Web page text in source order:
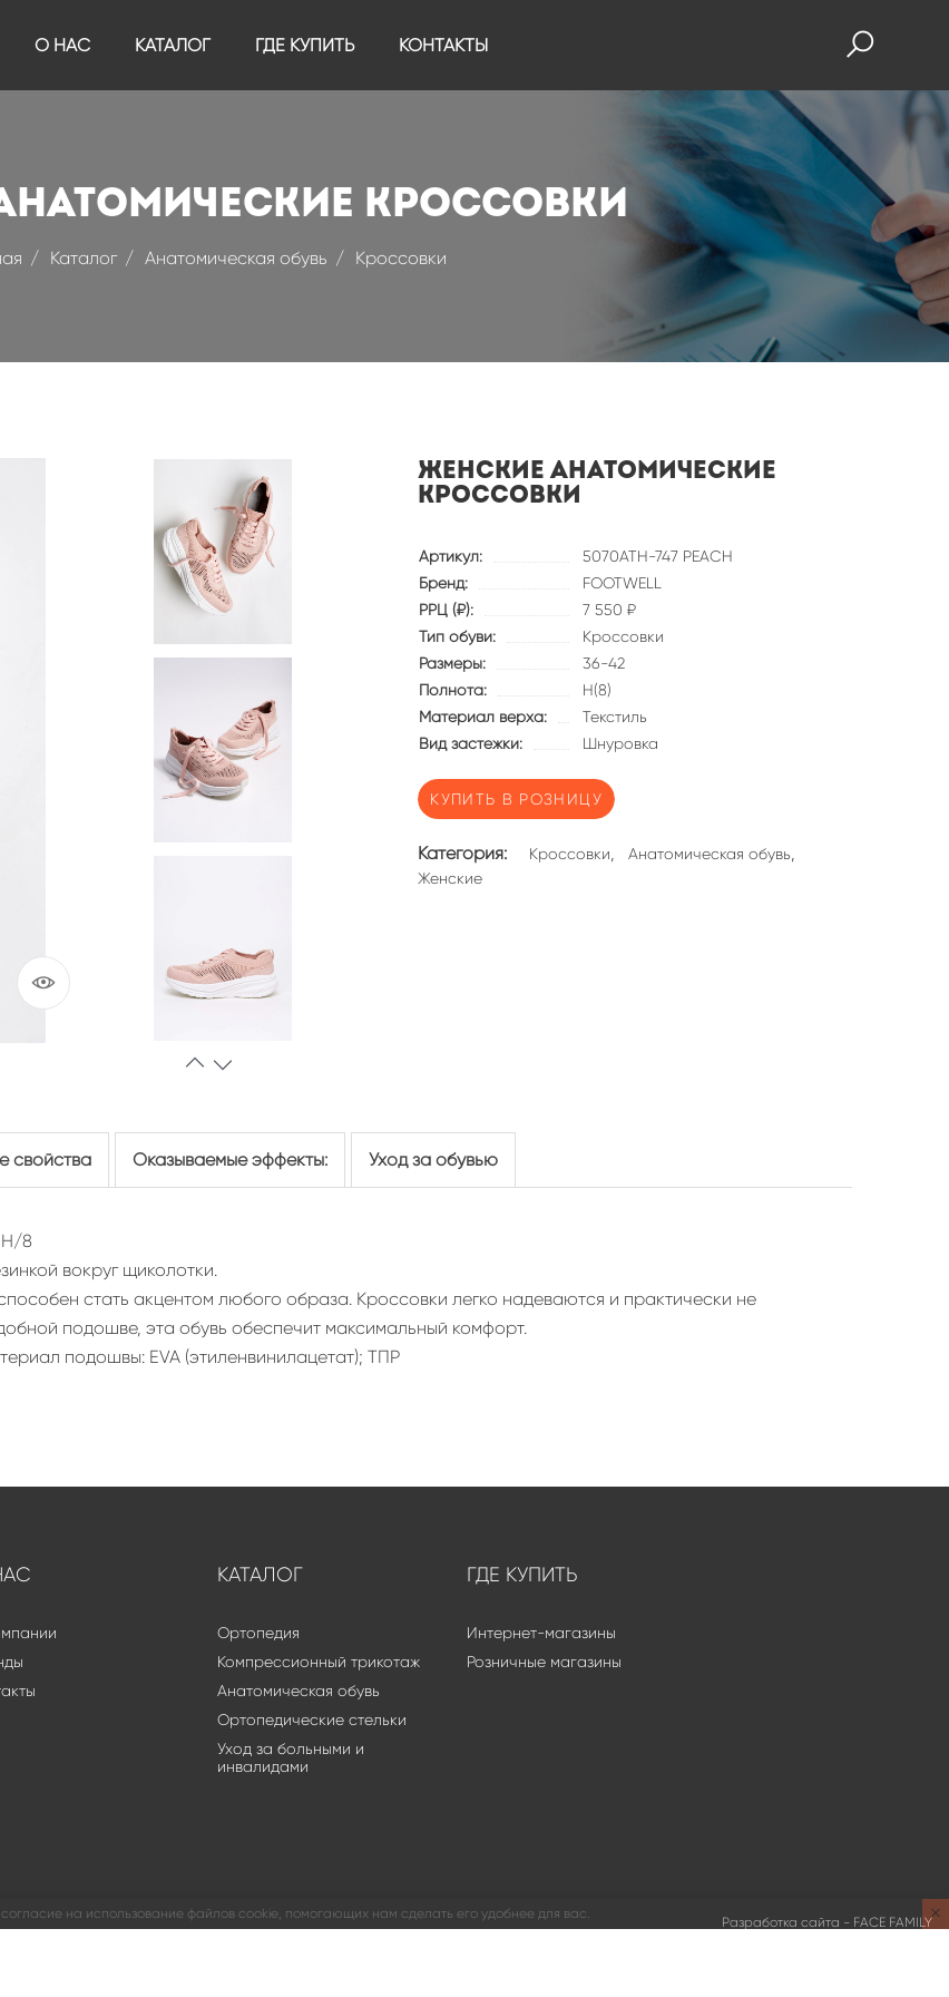
О НАС КАТАЛОГ ГДЕ КУПИТЬ КОНТАКТЫ
КРОССОВКИ
Каталог Анатомическая обувь Кроссовки
ЖЕНСКИЕ АНАТОМИЧЕСКИЕ
КРОССОВКИ
Артикул:
5070ATH-747 PEACH
Бренд:
FOOTWELL
РРЦ (₽):
7 550 ₽
Тип обуви:
Кроссовки
Размеры:
36-42
Полнота:
Н(8)
Материал верха:
Текстиль
Вид застежки:
Шнуровка
КУПИТЬ В РОЗНИЦУ
Категория: Кроссовки Анатомическая обувь
Женские
свойства Оказываемые эффекты: Уход за обувью
8
вокруг щиколотки.
стать акцентом любого образа. Кроссовки легко надеваются и практически не
подошве, эта обувь обеспечит максимальный комфорт.
подошвы: EVA (этиленвинилацетат); ТПР
КАТАЛОГ
Ортопедия
Компрессионный трикотаж
Анатомическая обувь
Ортопедические стельки
Уход за больными и
инвалидами
ГДЕ КУПИТЬ
Интернет-магазины
Розничные магазины
Разработка сайта - FACE FAMILY
на использование файлов cookie, помогающих нам сделать его удобнее для вас.